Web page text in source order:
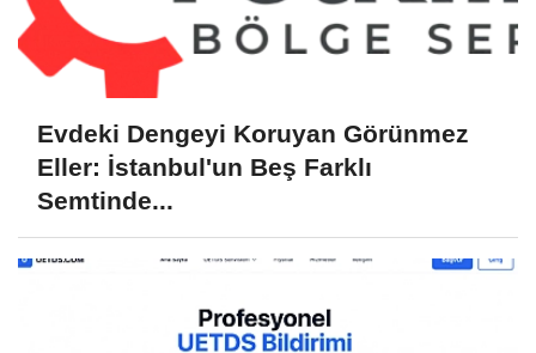
Evdeki Dengeyi Koruyan Görünmez
Eller: İstanbul'un Beş Farklı
Semtinde...